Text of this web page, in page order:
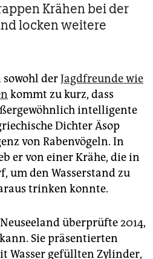
Krähen bei der
locken weitere
derJagdfreunde wie
kommt zu kurz, dass
intelligente
Dichter Äsop
von Rabenvögeln. In
er von einer Krähe, die in
um den Wasserstand zu
trinken konnte.
überprüfte 2014,
Sie präsentierten
Wasser gefüllten Zylinder,